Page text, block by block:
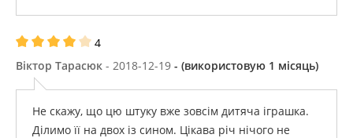
4
Віктор Тарасюк - 2018-12-19 - (використовую 1 місяць)
Не скажу, що цю штуку вже зовсім дитяча іграшка.
Ділимо її на двох із сином. Цікава річ нічого не